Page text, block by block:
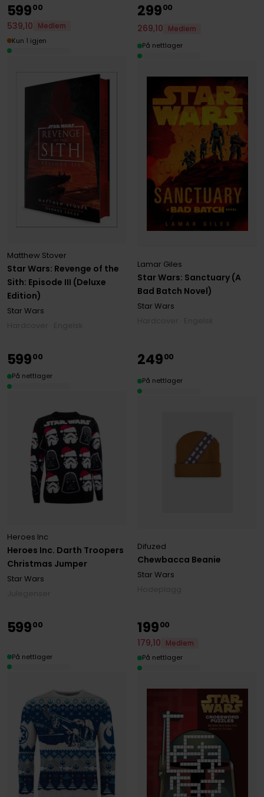
Star Wars: Revenge of the
Sith: Episode III (Deluxe
Edition)
Matthew Stover
Star Wars
59900
539,10
Medlem
Kun 1 igjen
Star Wars: Sanctuary (A
Bad Batch Novel)
Lamar Giles
Star Wars
29900
269,10
Medlem
På nettlager
Heroes Inc. Darth Troopers
Christmas Jumper
Heroes Inc
Star Wars
59900
På nettlager
Chewbacca Beanie
Difuzed
Star Wars
24900
På nettlager
59900
På nettlager
19900
179,10
Medlem
På nettlager